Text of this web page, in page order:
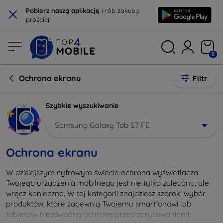
× Pobierz naszą aplikację i rób zakupy
prościej
0
Ochrona ekranu Filtr
Szybkie wyszukiwanie
Samsung Galaxy Tab S7 FE
Ochrona ekranu
W dzisiejszym cyfrowym świecie ochrona wyświetlacza
Twojego urządzenia mobilnego jest nie tylko zalecana, ale
wręcz konieczna. W tej kategorii znajdziesz szeroki wybór
produktów, które zapewnią Twojemu smartfonowi lub
tabletowi niezawodną ochronę przed zarysowaniami,